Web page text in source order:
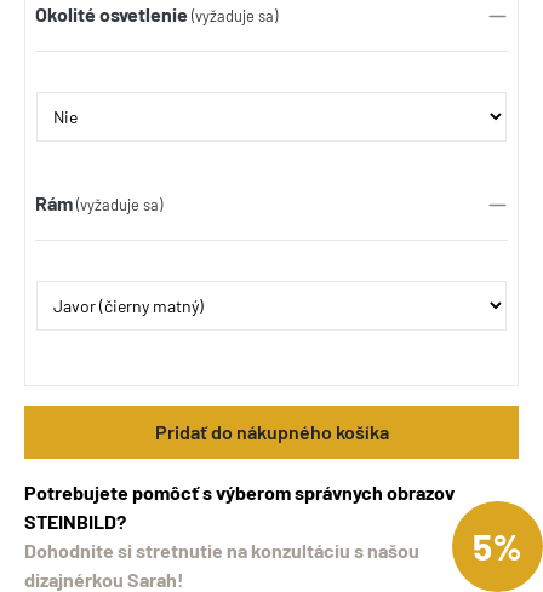
Okolité osvetlenie (vyžaduje sa)
Rám(vyžaduje sa)
Pridať do nákupného košíka
Potrebujete pomôcť s výberom správnych obrazov
STEINBILD?
Dohodnite si stretnutie na konzultáciu s našou
dizajnérkou Sarah!
5%